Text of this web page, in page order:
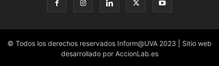
© Todos los derechos reservados Inform@UVA 2023 | Sitio web
desarrollado por AccionLab.es